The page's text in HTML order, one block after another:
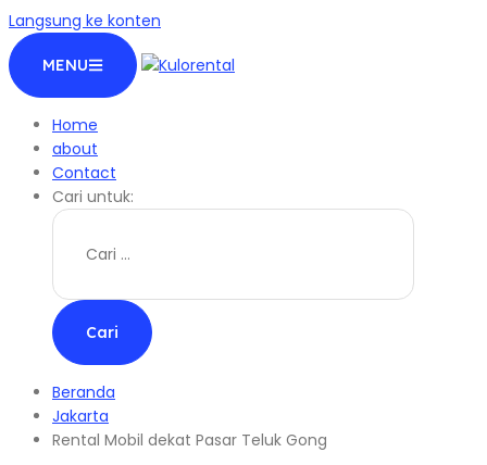
Langsung ke konten
MENU
Home
about
Contact
Cari untuk:
Beranda
Jakarta
Rental Mobil dekat Pasar Teluk Gong